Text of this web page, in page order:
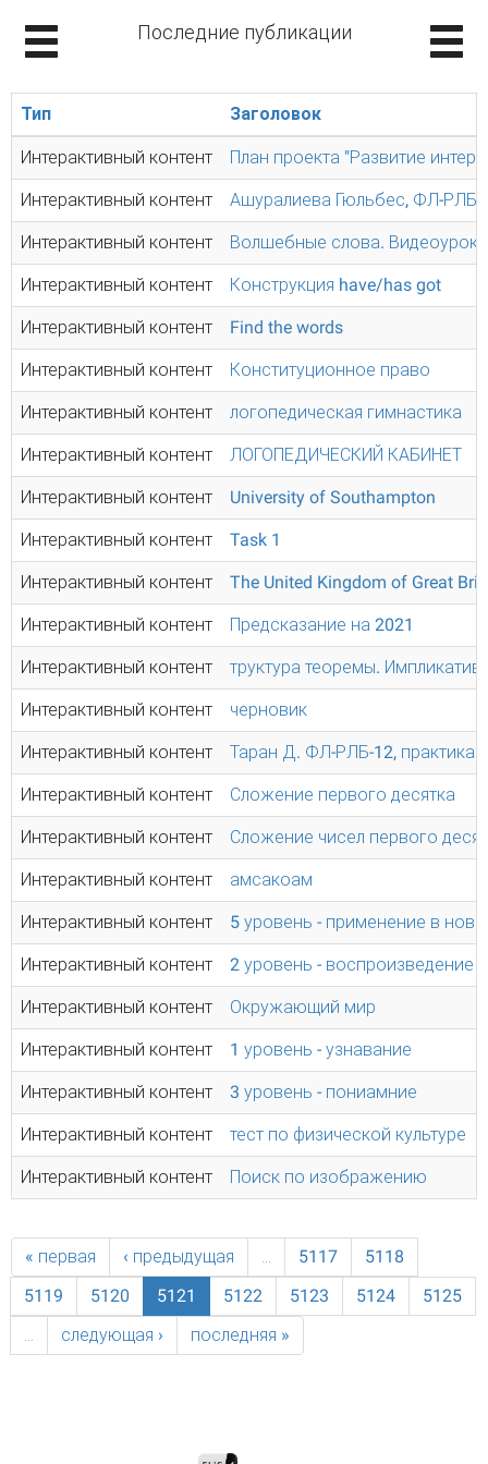
Последние публикации
Тип Заголовок
Интерактивный контент План проекта "Развитие
Интерактивный контент Ашуралиева Гюльбес, ФЛ-РЛБ-
Интерактивный контент Волшебные слова. Видеоурок.
Интерактивный контент Конструкция have/has got
Интерактивный контент Find the words
Интерактивный контент Конституционное право
Интерактивный контент логопедическая гимнастика
Интерактивный контент ЛОГОПЕДИЧЕСКИЙ КАБИНЕТ
Интерактивный контент University of Southampton
Интерактивный контент Task 1
Интерактивный контент The United Kingdom of Great
Интерактивный контент Предсказание на 2021
Интерактивный контент труктура теоремы.
Интерактивный контент черновик
Интерактивный контент Таран Д. ФЛ-РЛБ-12, практика
Интерактивный контент Сложение первого десятка
Интерактивный контент Сложение чисел первого
Интерактивный контент амсакоам
Интерактивный контент 5 уровень - применение в
Интерактивный контент 2 уровень - воспроизведение
Интерактивный контент Окружающий мир
Интерактивный контент 1 уровень - узнавание
Интерактивный контент 3 уровень - пониамние
Интерактивный контент тест по физической культуре
Интерактивный контент Поиск по изображению
« первая ‹ предыдущая … 5117
5118
5119
5120 5121 5122 5123 5124
5125
…
следующая › последняя »